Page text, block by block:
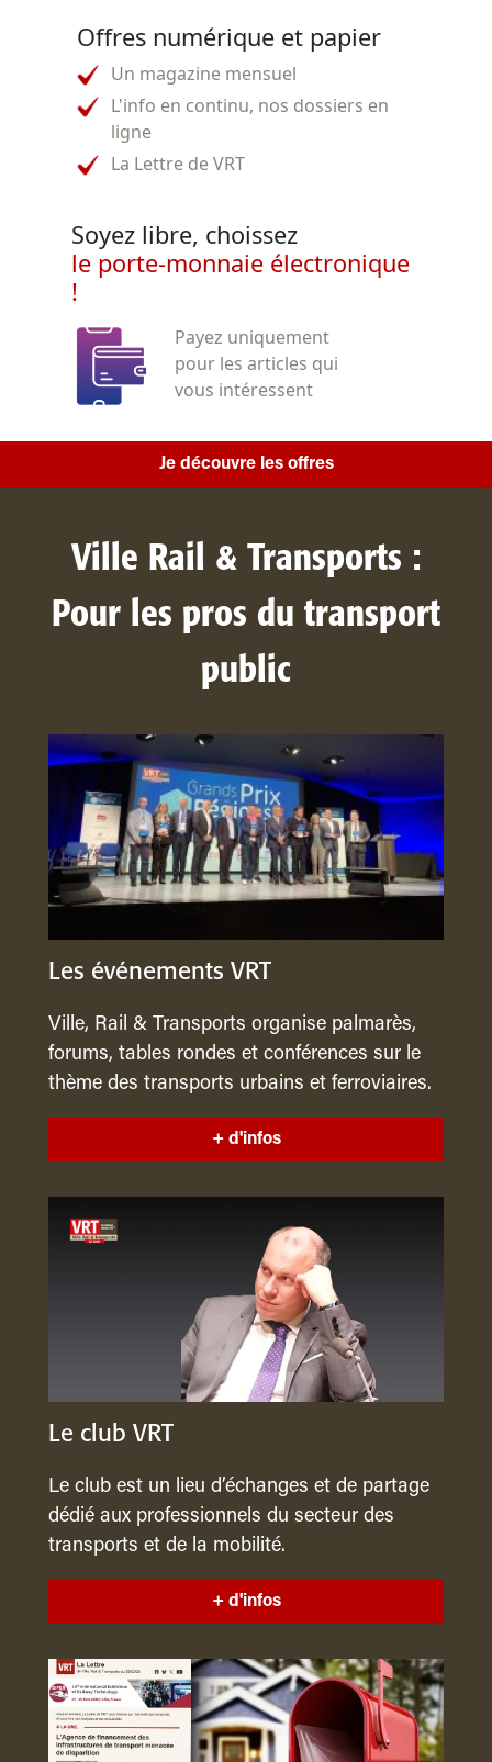
Offres numérique et papier
Un magazine mensuel
L'info en continu, nos dossiers en
ligne
La Lettre de VRT
Soyez libre, choissez
le porte-monnaie électronique
!
Payez uniquement
pour les articles qui
vous intéressent
Je découvre les offres
Ville Rail & Transports :
Pour les pros du transport
public
Les événements VRT
Ville, Rail & Transports organise palmarès,
forums, tables rondes et conférences sur le
thème des transports urbains et ferroviaires.
+ d'infos
Le club VRT
Le club est un lieu d’échanges et de partage
dédié aux professionnels du secteur des
transports et de la mobilité.
+ d'infos